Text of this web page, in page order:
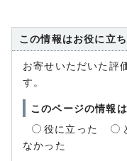
この情報はお役に立
お寄せいただいた評
す。
このページの情報
役に立った
なかった